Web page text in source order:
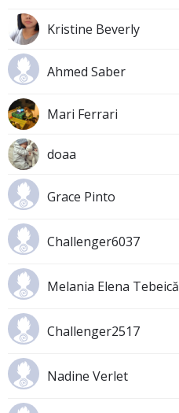
Kristine Beverly
Ahmed Saber
Mari Ferrari
doaa
Grace Pinto
Challenger6037
Melania Elena Tebeică
Challenger2517
Nadine Verlet